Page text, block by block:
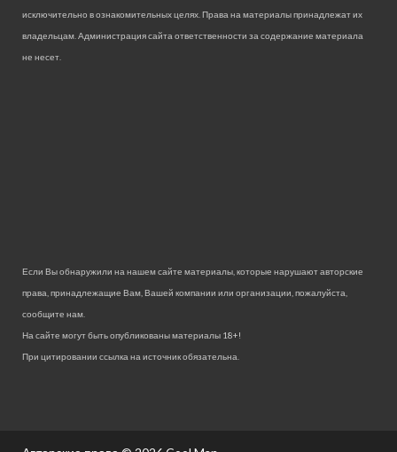
исключительно в ознакомительных целях. Права на материалы принадлежат их
владельцам. Администрация сайта ответственности за содержание материала
не несет.
Если Вы обнаружили на нашем сайте материалы, которые нарушают авторские
права, принадлежащие Вам, Вашей компании или организации, пожалуйста,
сообщите нам.
На сайте могут быть опубликованы материалы 18+!
При цитировании ссылка на источник обязательна.